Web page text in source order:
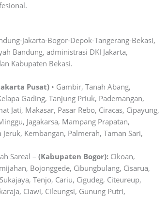
Jakarta-Bogor-Depok-Tangerang-Bekasi,
Bandung, administrasi DKI Jakarta,
Kabupaten Bekasi.
Pusat) • Gambir, Tanah Abang,
Gading, Tanjung Priuk, Pademangan,
Jati, Makasar, Pasar Rebo, Ciracas, Cipayung,
Jagakarsa, Mampang Prapatan,
Kembangan, Palmerah, Taman Sari,
Sareal –(Kabupaten Bogor): Cikoan,
Bojonggede, Cibungbulang, Cisarua,
Tenjo, Cariu, Cigudeg, Citeureup,
Ciawi, Cileungsi, Gunung Putri,